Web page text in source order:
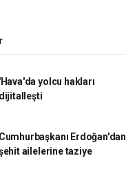
'Hava'da yolcu hakları
dijitalleşti
Cumhurbaşkanı Erdoğan'dan
ailelerine taziye